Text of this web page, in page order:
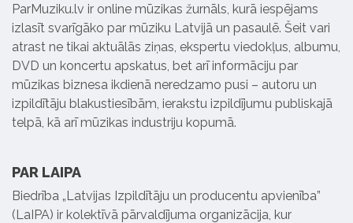
ParMuziku.lv ir online mūzikas žurnāls, kurā iespējams
izlasīt svarīgāko par mūziku Latvijā un pasaulē. Šeit vari
atrast ne tikai aktuālās ziņas, ekspertu viedokļus, albumu,
DVD un koncertu apskatus, bet arī informāciju par
mūzikas biznesa ikdienā neredzamo pusi – autoru un
izpildītāju blakustiesībām, ierakstu izpildījumu publiskajā
telpā, kā arī mūzikas industriju kopumā.
PAR LAIPA
Biedrība „Latvijas Izpildītāju un producentu apvienība”
(LaIPA) ir kolektīvā pārvaldījuma organizācija, kur